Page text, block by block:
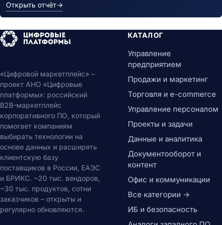
Открыть отчёт→
«Цифровой маркетплейс» –
проект АНО «Цифровые
платформы»: российский
B2B-маркетплейс
корпоративного ПО, который
помогает компаниям
выбирать технологии на
основе данных и расширять
клиентскую базу
поставщиков в России, ЕАЭС
и БРИКС. ~20 тыс. вендоров,
~30 тыс. продуктов, сотни
заказчиков – открыты и
регулярно обновляются.
КАТАЛОГ
Управление
предприятием
Продажи и маркетинг
Торговля и e-commerce
Управление персоналом
Проекты и задачи
Данные и аналитика
Документооборот и
контент
Офис и коммуникации
Все категории →
ИБ и безопасность